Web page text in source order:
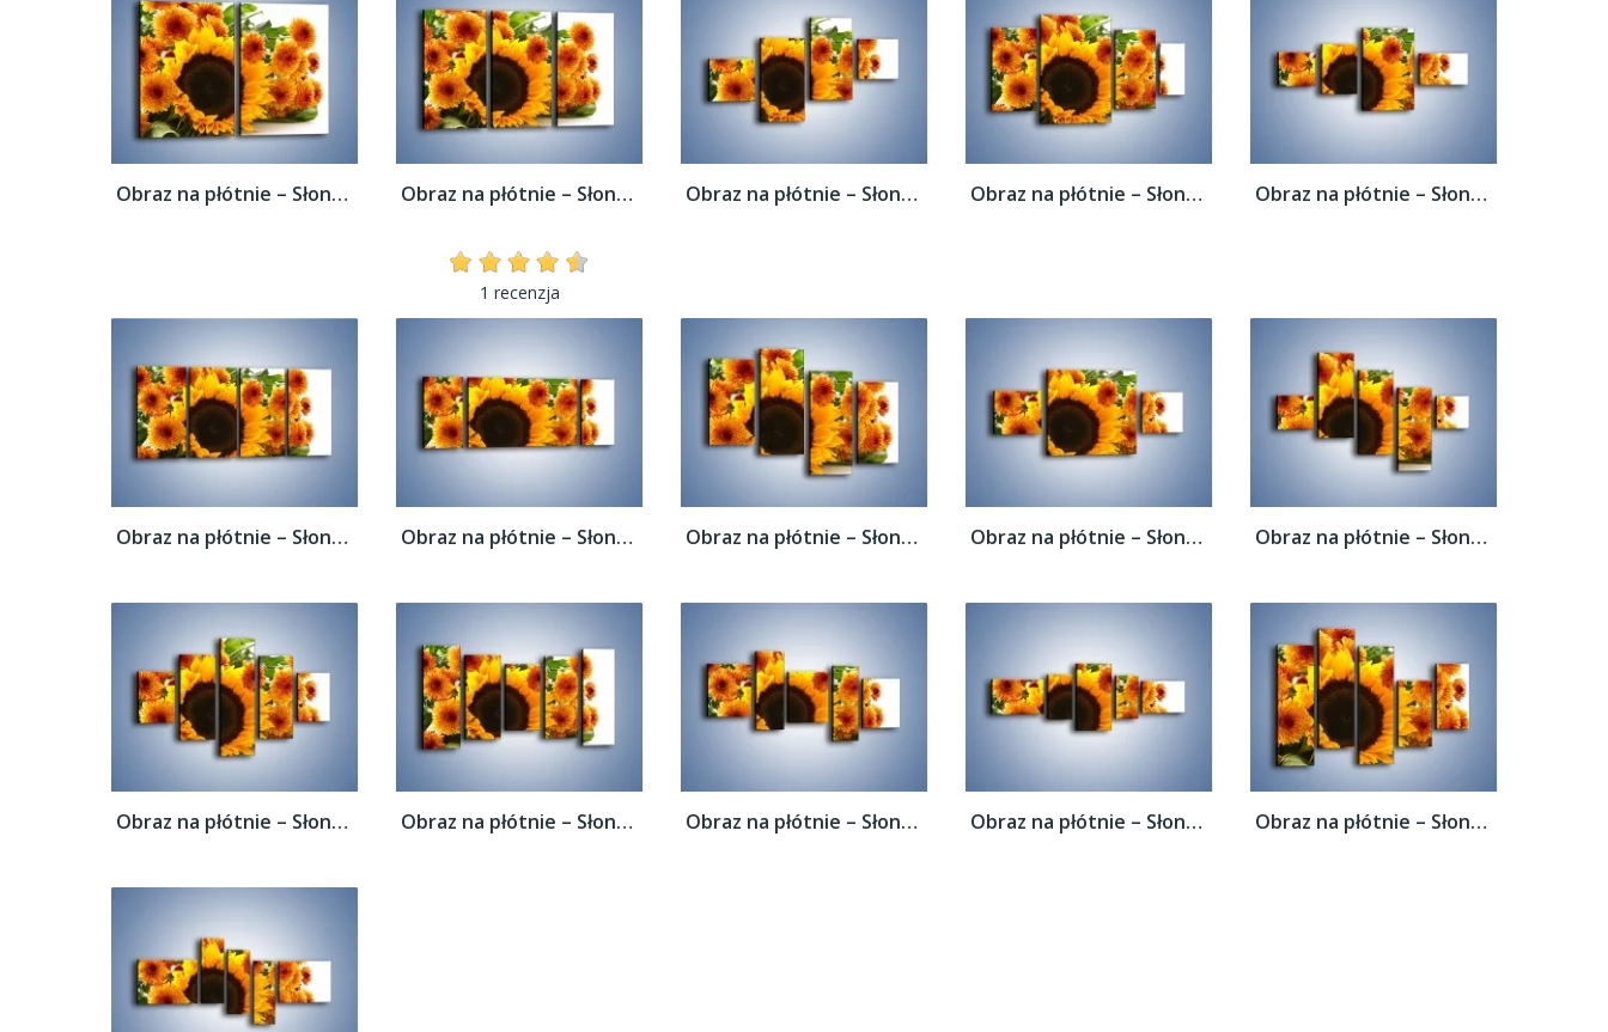
Obraz na płótnie – Słoneczniki nie tylko... Obraz na płótnie – Słoneczniki nie tylko...
1 recenzja
Obraz na płótnie – Słoneczniki nie tylko... Obraz na płótnie – Słoneczniki nie tylko... Obraz na płótnie – Słoneczniki nie tylko...
Obraz na płótnie – Słoneczniki nie tylko... Obraz na płótnie – Słoneczniki nie tylko... Obraz na płótnie – Słoneczniki nie tylko... Obraz na płótnie – Słoneczniki nie tylko... Obraz na płótnie – Słoneczniki nie tylko...
Obraz na płótnie – Słoneczniki nie tylko... Obraz na płótnie – Słoneczniki nie tylko... Obraz na płótnie – Słoneczniki nie tylko... Obraz na płótnie – Słoneczniki nie tylko... Obraz na płótnie – Słoneczniki nie tylko...